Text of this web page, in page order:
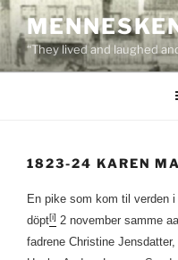
Skip
to
content“They lived and laughed
1823-24 KAREN
En pike som kom til verden
döpt[i] 2 november samme
fadrene Christine